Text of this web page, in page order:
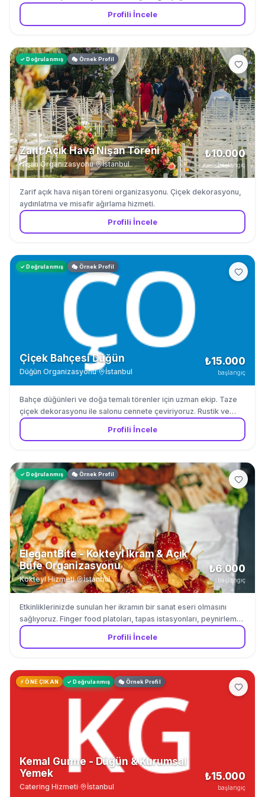
dönüştürüyoruz. Mekan seçiminden çiçek dekorasyonuna kadar
tüm detaylar bizden.
Profili İncele
✓ Doğrulanmış 🎭 Örnek Profil
Zarif Açık Hava Nişan Töreni
Nişan Organizasyonu· İstanbul
₺10.000
başlangıç
Zarif açık hava nişan töreni organizasyonu. Çiçek dekorasyonu,
aydınlatma ve misafir ağırlama hizmeti.
Profili İncele
✓ Doğrulanmış 🎭 Örnek Profil
Çiçek Bahçesi Düğün
Düğün Organizasyonu· İstanbul
₺15.000
başlangıç
Bahçe düğünleri ve doğa temalı törenler için uzman ekip. Taze
çiçek dekorasyonu ile salonu cennete çeviriyoruz. Rustik ve
romantik düğünlerde uzmanız.
Profili İncele
✓ Doğrulanmış 🎭 Örnek Profil
ElegantBite - Kokteyl İkram & Açık
Büfe Organizasyonu
Kokteyl Hizmeti· İstanbul
₺6.000
başlangıç
Etkinliklerinizde sunulan her ikramın bir sanat eseri olmasını
sağlıyoruz. Finger food platoları, tapas istasyonları, peynirleme-
şarküteri tabakları ve özel tatlı köşeleri ile misafirlerinize kokteyl
saatinin tadını çıkartıyoruz. Düğün, gala gecesi, kurumsal kokteyl
Profili İncele
⚡ ÖNE ÇIKAN ✓ Doğrulanmış 🎭 Örnek Profil
Kemal Gurme - Düğün & Kurumsal
Yemek
Catering Hizmeti· İstanbul
₺15.000
başlangıç